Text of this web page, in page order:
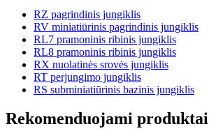
RZ pagrindinis jungiklis
RV miniatiūrinis pagrindinis jungiklis
RL7 pramoninis ribinis jungiklis
RL8 pramoninis ribinis jungiklis
RX nuolatinės srovės jungiklis
RT perjungimo jungiklis
RS subminiatiūrinis bazinis jungiklis
Rekomenduojami produktai